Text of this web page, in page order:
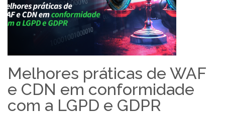
Melhores práticas de WAF
e CDN em conformidade
com a LGPD e GDPR